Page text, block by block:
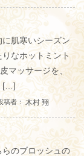
肌寒いシーズン
なホットミント
マッサージを、
[…]
者： 木村 翔
のブロッシュの